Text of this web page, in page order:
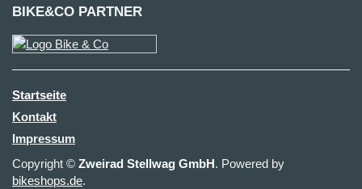
BIKE&CO PARTNER
Startseite
Kontakt
Impressum
Copyright © Zweirad Stellwag GmbH. Powered by
bikeshops.de.